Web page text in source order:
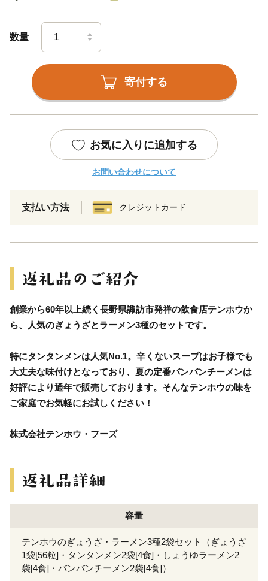
数量
寄付する
お気に入りに追加する
お問い合わせについて
支払い方法 クレジットカード
創業から60年以上続く長野県諏訪市発祥の飲食店テンホウか
ら、人気のぎょうざとラーメン3種のセットです。
特にタンタンメンは人気No.1。辛くないスープはお子様でも
大丈夫な味付けとなっており、夏の定番バンバンチーメンは
好評により通年で販売しております。そんなテンホウの味を
ご家庭でお気軽にお試しください！
株式会社テンホウ・フーズ
容量
テンホウのぎょうざ・ラーメン3種2袋セット（ぎょうざ
1袋[56粒]・タンタンメン2袋[4食]・しょうゆラーメン2
袋[4食]・バンバンチーメン2袋[4食]）